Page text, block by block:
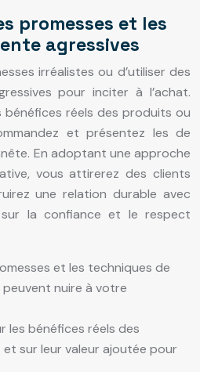
promesses et les
agressives
irréalistes ou d’utiliser des
pour inciter à l’achat.
réels des produits ou
et présentez les de
En adoptant une approche
vous attirerez des clients
une relation durable avec
la confiance et le respect
et les techniques de
nuire à votre
les bénéfices réels des
sur leur valeur ajoutée pour